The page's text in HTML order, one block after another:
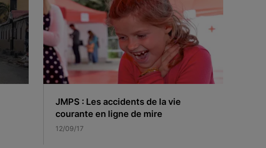
JMPS : Les accidents de la vie
courante en ligne de mire
12/09/17